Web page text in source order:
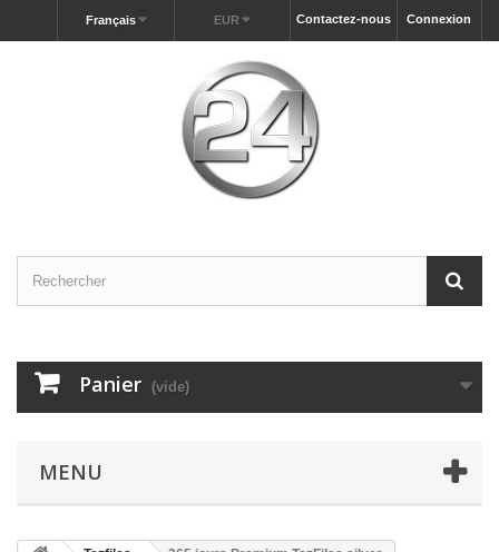
Connexion
Contactez-nous
EUR
Français
Panier (vide)
MENU